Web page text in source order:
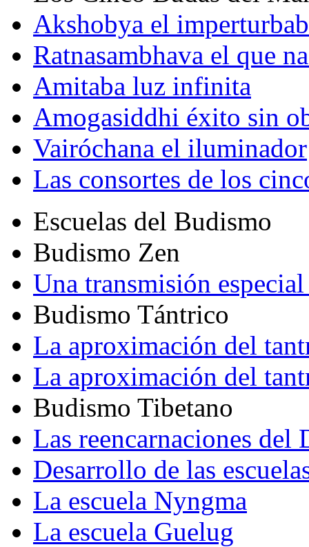
Akshobya el
Ratnasambhava el que
Amitaba luz infinita
Amogasiddhi éxito sin
Vairóchana el iluminador
Las consortes de los
Escuelas del Budismo
Budismo Zen
Una transmisión
Budismo Tántrico
La aproximación del
La aproximación del
Budismo Tibetano
Las reencarnaciones del
Desarrollo de las
La escuela Nyngma
La escuela Guelug